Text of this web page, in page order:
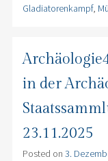
Gladiatorenkampf,
in der
23.11.2025
Posted on 3.